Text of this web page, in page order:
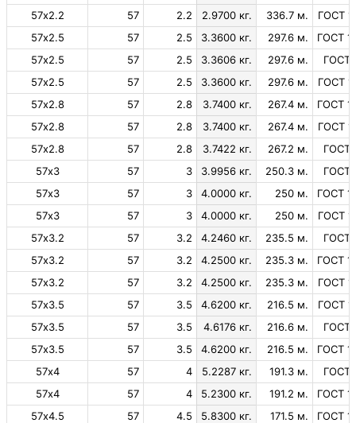
57х2.2
57 2.2 2.9700 кг. 336.7 м.
ГОСТ
57х2.5
57 2.5 3.3600 кг. 297.6 м.
ГОСТ
57х2.5
57 2.5 3.3606 кг. 297.6 м.
ГОСТ
57х2.5
57 2.5 3.3600 кг. 297.6 м.
ГОСТ
57х2.8
57 2.8 3.7400 кг. 267.4 м.
ГОСТ
57х2.8
57 2.8 3.7400 кг. 267.4 м.
ГОСТ
57х2.8
57 2.8 3.7422 кг. 267.2 м.
ГОСТ
57х3
57 3 3.9956 кг. 250.3 м.
ГОСТ
57х3
57 3 4.0000 кг. 250 м.
ГОСТ
57х3
57 3 4.0000 кг. 250 м.
ГОСТ
57х3.2
57 3.2 4.2460 кг. 235.5 м.
ГОСТ
57х3.2
57 3.2 4.2500 кг. 235.3 м.
ГОСТ
57х3.2
57 3.2 4.2500 кг. 235.3 м.
ГОСТ
57х3.5
57 3.5 4.6200 кг. 216.5 м.
ГОСТ
57х3.5
57 3.5 4.6176 кг. 216.6 м.
ГОСТ
57х3.5
57 3.5 4.6200 кг. 216.5 м.
ГОСТ
57х4
57 4 5.2287 кг. 191.3 м.
ГОСТ
57х4
57 4 5.2300 кг. 191.2 м.
ГОСТ
57х4.5
57 4.5 5.8300 кг. 171.5 м.
ГОСТ